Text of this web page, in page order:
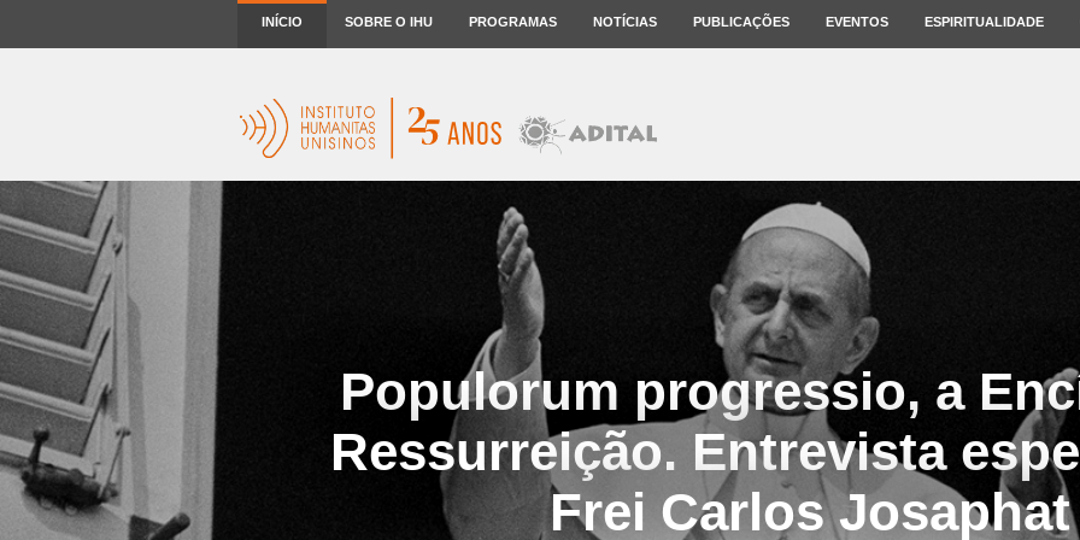
INÍCIO SOBRE O IHU PROGRAMAS NOTÍCIAS PUBLICAÇÕES EVENTOS ESPIRITUALIDADE
Populorum progressio, a
Ressurreição. Entrevista
Frei Carlos Josaphat